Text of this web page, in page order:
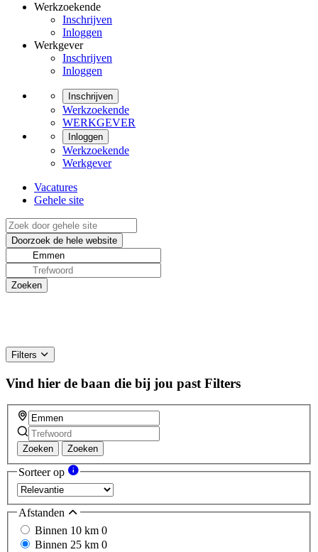
Werkzoekende
Inschrijven
Inloggen
Werkgever
Inschrijven
Inloggen
Inschrijven
Werkzoekende
WERKGEVER
Inloggen
Werkzoekende
Werkgever
Vacatures
Gehele site
Filters
Vind hier de baan die bij jou past Filters
Zoeken Zoeken
Sorteer op
Afstanden
Binnen 10 km 0
Binnen 25 km 0